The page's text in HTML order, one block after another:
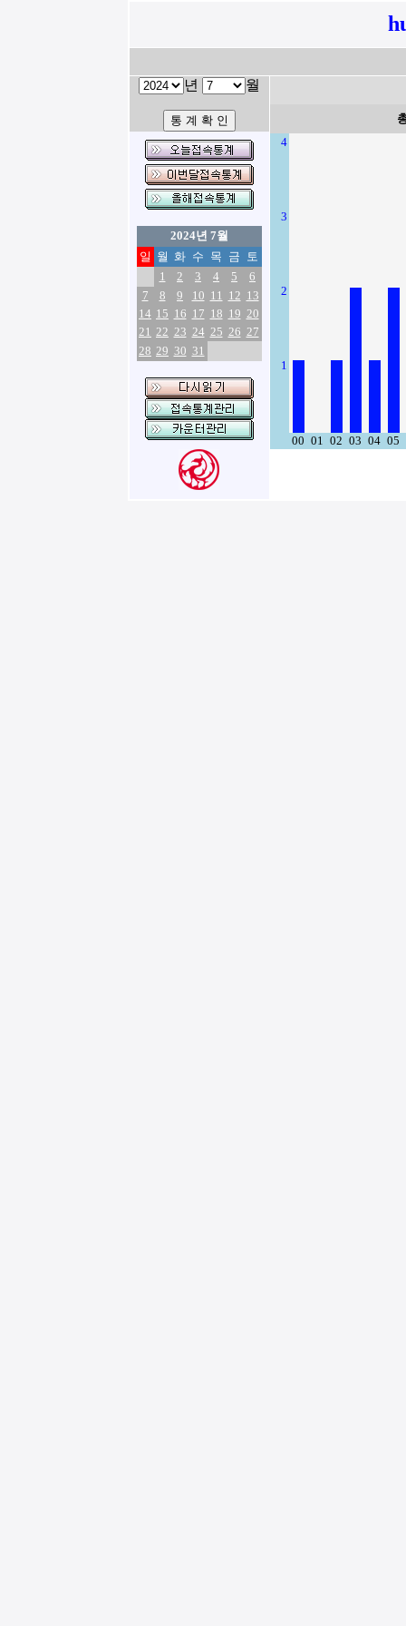
년 월
2024년 7월
일 월 화 수 목 금 토
1
2 3 4 5
6
7
8 9 10 11 12 13
14 15 16 17 18 19 20
21 22 23 24 25 26 27
28 29 30 31
4
3
2
1
00 01 02 03 04 05